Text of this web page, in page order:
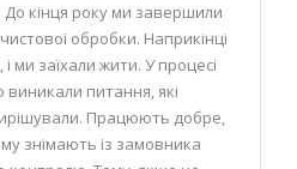
До кінця року ми завершили
обробки. Наприкінці
ми заїхали жити. У процесі
питання, які
Працюють добре,
знімають із замовника